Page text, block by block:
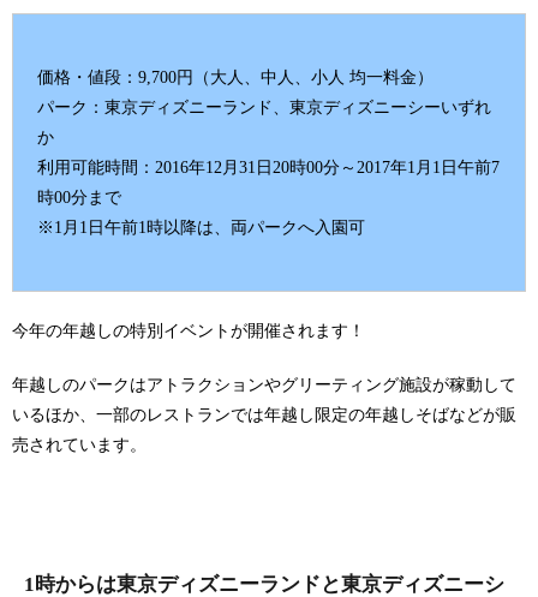
価格・値段：9,700円（大人、中人、小人 均一料金）
パーク：東京ディズニーランド、東京ディズニーシーいずれ
か
利用可能時間：2016年12月31日20時00分～2017年1月1日午前7
時00分まで
※1月1日午前1時以降は、両パークへ入園可
今年の年越しの特別イベントが開催されます！
年越しのパークはアトラクションやグリーティング施設が稼動して
いるほか、一部のレストランでは年越し限定の年越しそばなどが販
売されています。
1時からは東京ディズニーランドと東京ディズニーシ